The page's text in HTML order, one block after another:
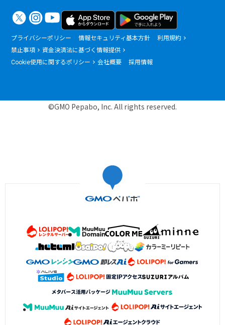
プライバシーポリシー 情報セキュリティ基本方針
利用規約
禁止事項
資金決済法に基づく情報提供
Cookie使用に関するポリシー
会社概要 採用情報
©GMO Pepabo, Inc. All rights reserved.